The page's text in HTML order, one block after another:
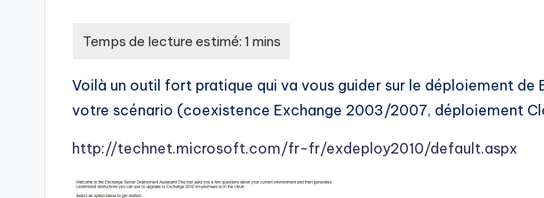
Voilà un outil fort pratique qui va vous guider sur le déploiement de
votre scénario (coexistence Exchange 2003/2007, déploiement
http://technet.microsoft.com/fr-fr/exdeploy2010/default.aspx